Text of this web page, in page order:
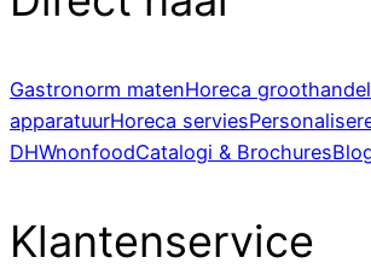
Gastronorm matenHoreca groothandel
apparatuurHoreca servies
DHWnonfoodCatalogi & Brochures
Klantenservice